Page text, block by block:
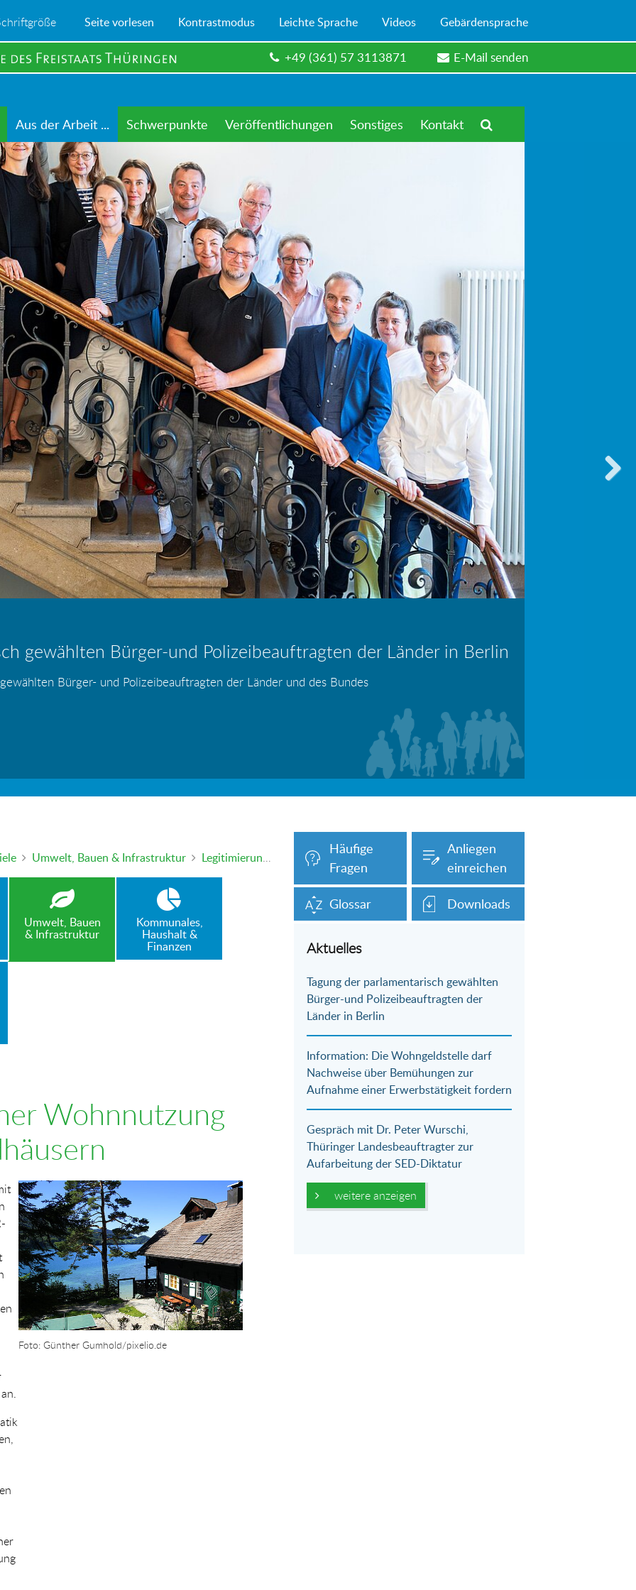
Seite vorlesen Kontrastmodus Leichte Sprache Videos Gebärdensprache
+49 (361) 57 3113871 E-Mail senden
Aus der Arbeit ... Schwerpunkte Veröffentlichungen Sonstiges Kontakt
gewählten Bürger-und Polizeibeauftragten der Länder in Berlin
Bürger- und Polizeibeauftragten der Länder und des Bundes
Information: Die Wohngeldstelle darf Nachweise über Bemühungen zur Aufnahme einer Erwerbstätigkeit fordern
– wer haftet für die Folgen?
Blei - gefährlich und inzwischen auch verboten!
mündlich an die Bürgerbeauftragte wenden. Nutzen Sie auch unser Onlineformular auf dieser
Umwelt, Bauen & Infrastruktur Legitimierung einer Wohnnutzung von Wochenendhäusern
Umwelt, Bauen
& Infrastruktur
Kommunales,
Haushalt &
Finanzen
Wohnnutzung
Show larger version for:
Foto: Günther Gumhold/pixelio.de
Häufige
Fragen
Anliegen
einreichen
Glossar Downloads
Aktuelles
Tagung der parlamentarisch gewählten
Bürger-und Polizeibeauftragten der
Länder in Berlin
Information: Die Wohngeldstelle darf
Nachweise über Bemühungen zur
Aufnahme einer Erwerbstätigkeit fordern
Gespräch mit Dr. Peter Wurschi,
Thüringer Landesbeauftragter zur
Aufarbeitung der SED-Diktatur
weitere anzeigen